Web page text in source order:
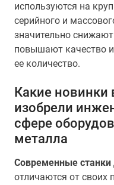
используются на
серийного и
значительно
повышают качество
ее количество.
Какие новинки
изобрели
сфере
металла
Современные станки
отличаются от своих